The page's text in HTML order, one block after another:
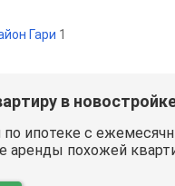
Гари 1
в
по ипотеке с
аренды похожей